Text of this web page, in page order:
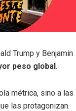
Trump y Benjamin
peso global.
métrica, sino a las
las protagonizan.